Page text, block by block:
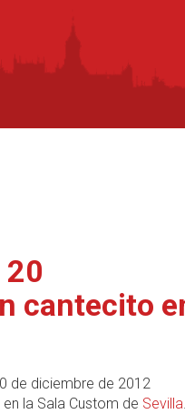
20
cantecito
de diciembre de 2012
la Sala Custom de Sevilla.